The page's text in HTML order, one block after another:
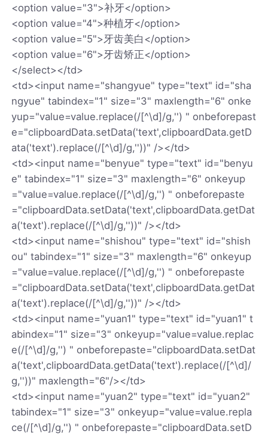
<option value="3">补牙</option>
<option value="4">种植牙</option>
<option value="5">牙齿美白</option>
<option value="6">牙齿矫正</option>
</select></td>
<td><input name="shangyue" type="text" id="sha
ngyue" tabindex="1" size="3" maxlength="6" onke
yup="value=value.replace(/[^\d]/g,'') " onbeforepast
e="clipboardData.setData('text',clipboardData.getD
ata('text').replace(/[^\d]/g,''))" /></td>
<td><input name="benyue" type="text" id="benyu
e" tabindex="1" size="3" maxlength="6" onkeyup
="value=value.replace(/[^\d]/g,'') " onbeforepaste
="clipboardData.setData('text',clipboardData.getDat
a('text').replace(/[^\d]/g,''))" /></td>
<td><input name="shishou" type="text" id="shish
ou" tabindex="1" size="3" maxlength="6" onkeyup
="value=value.replace(/[^\d]/g,'') " onbeforepaste
="clipboardData.setData('text',clipboardData.getDat
a('text').replace(/[^\d]/g,''))" /></td>
<td><input name="yuan1" type="text" id="yuan1" t
abindex="1" size="3" onkeyup="value=value.replac
e(/[^\d]/g,'') " onbeforepaste="clipboardData.setDat
a('text',clipboardData.getData('text').replace(/[^\d]/
g,''))" maxlength="6"/></td>
<td><input name="yuan2" type="text" id="yuan2"
tabindex="1" size="3" onkeyup="value=value.repla
ce(/[^\d]/g,'') " onbeforepaste="clipboardData.setD